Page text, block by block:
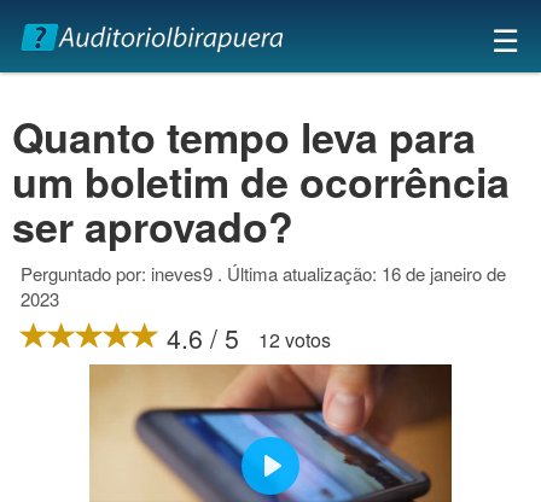
×
☰
Quanto tempo leva para
um boletim de ocorrência
ser aprovado?
Perguntado por: ineves9 . Última atualização: 16 de janeiro de
2023
4.6 / 5 12 votos
Play